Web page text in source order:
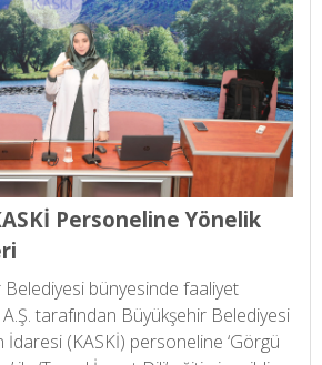
Personeline Yönelik
Belediyesi bünyesinde faaliyet
tarafından Büyükşehir Belediyesi
İdaresi (KASKİ) personeline ‘Görgü